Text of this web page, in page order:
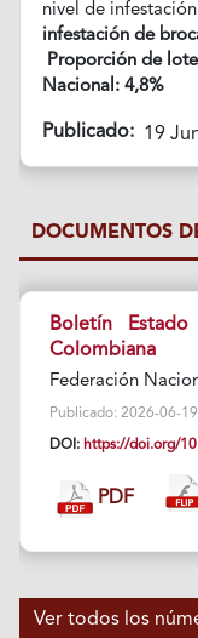
nivel de
infestación de
Proporción de
Nacional: 4,8%
Publicado: 19
DOCUMENTOS
Boletín
Colombiana
Federación
Publicado: 2026-06-
DOI: https://doi.org/
PDF
Ver todos los